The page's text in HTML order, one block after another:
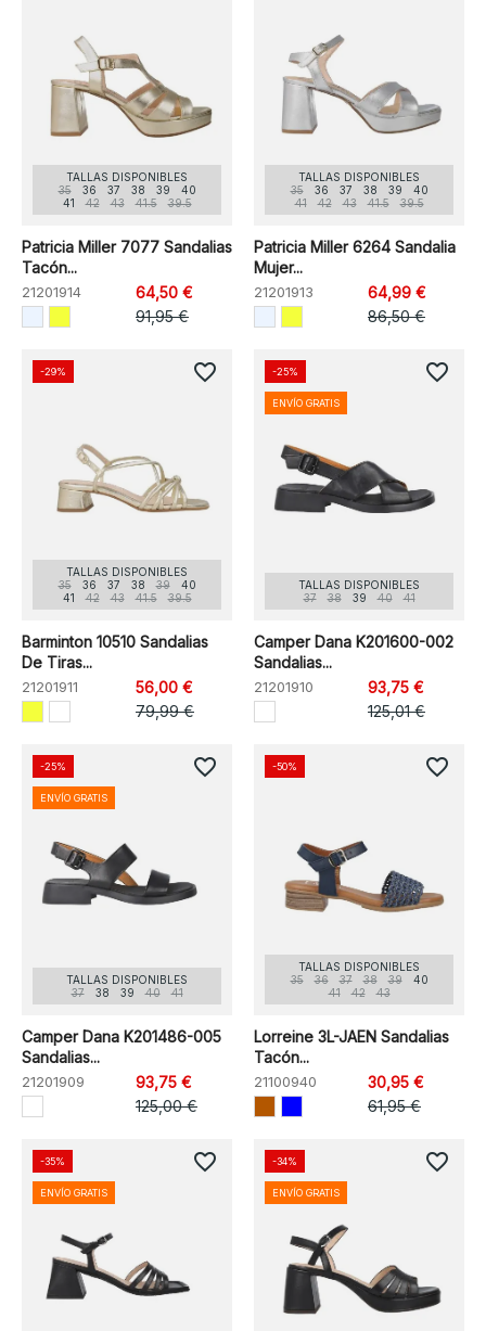
TALLAS DISPONIBLES
35
36 37 38 39
40
41
42 43 41.5 39.5
Patricia Miller 7077 Sandalias
Tacón...
21201914
64,50 €
91,95 €
TALLAS DISPONIBLES
35
36 37 38 39
40
41
42 43 41.5 39.5
Patricia Miller 6264 Sandalia
Mujer...
21201913
64,99 €
86,50 €
TALLAS DISPONIBLES
35
36 37 38 39
40
41
42 43 41.5 39.5
Barminton 10510 Sandalias
De Tiras...
21201911
56,00 €
79,99 €
-29% favorite_border
TALLAS DISPONIBLES
37
38 39 40 41
Camper Dana K201600-002
Sandalias...
21201910
93,75 €
125,01 €
-25%
ENVÍO GRATIS
favorite_border
TALLAS DISPONIBLES
37
38 39 40 41
Camper Dana K201486-005
Sandalias...
21201909
93,75 €
125,00 €
-25%
ENVÍO GRATIS
favorite_border
TALLAS DISPONIBLES
35
36 37 38 39
40
41
42 43
Lorreine 3L-JAEN Sandalias
Tacón...
21100940
30,95 €
61,95 €
-50% favorite_border
-35%
ENVÍO GRATIS
favorite_border -34%
ENVÍO GRATIS
favorite_border